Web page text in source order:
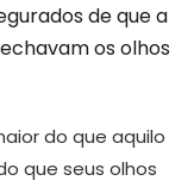
de que a
os olhos
do que aquilo
que seus olhos